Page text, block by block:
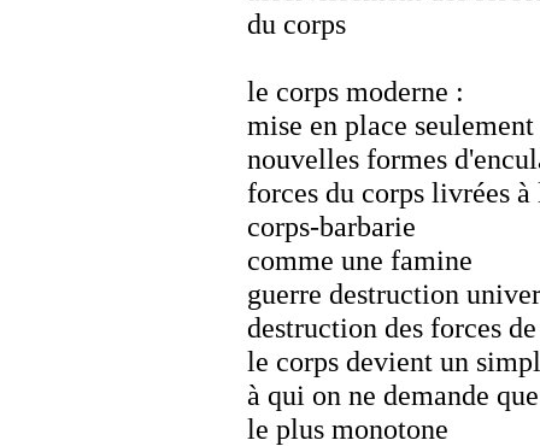
du corps
le corps moderne :
mise en place
nouvelles formes
forces du corps livrées
corps-barbarie
comme une famine
guerre destruction
destruction des forces
le corps devient un
à qui on ne demande
le plus monotone